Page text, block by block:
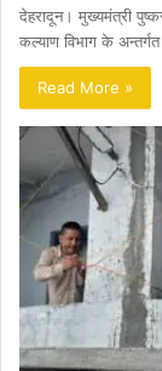
देहरादून। मुख्यमंत्री
कल्याण विभाग के
Read More »